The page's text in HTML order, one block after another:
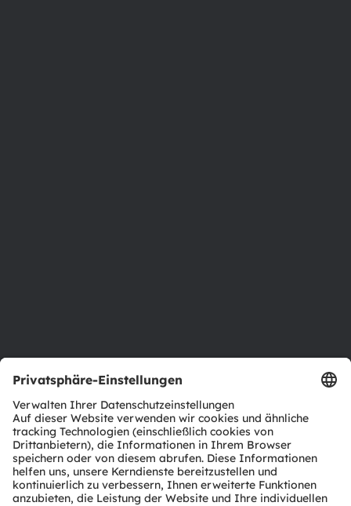
Produkt Selektor
Download Center
Tools
Kundenanfragen
Technischer Support
Partner Netzwerk
Whistleblowing